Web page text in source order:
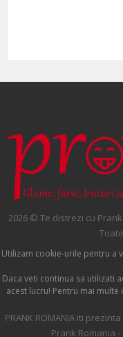
2026 © Te distrezi cu
Utilizam cookie-urile pentru a
Daca veti continua sa utilizati
acest lucru! Pentru mai multe
PRANK ROMANIA iti prezinta
Prank Romania